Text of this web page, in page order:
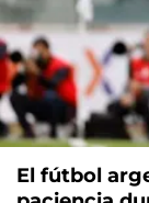
El fútbol